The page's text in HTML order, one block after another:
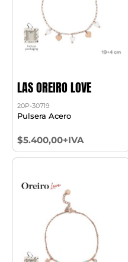
LAS OREIRO LOVE
20P-30719
Pulsera Acero
$5.400,00+IVA